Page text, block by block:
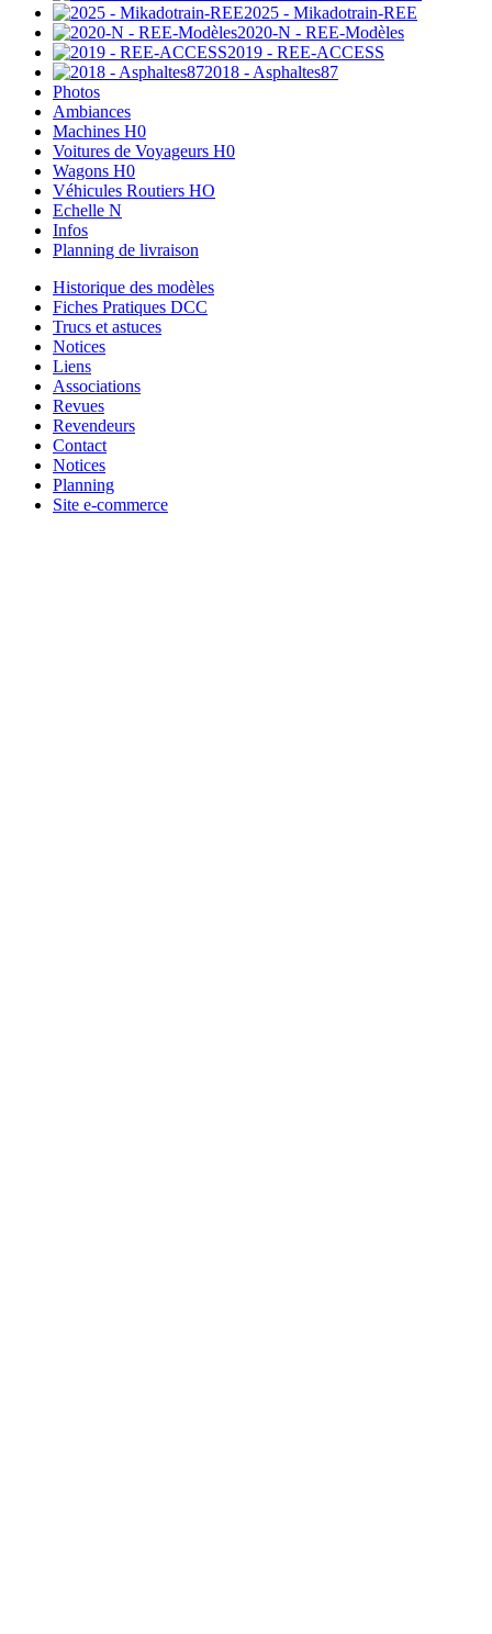
2025 - Mikadotrain-REE
2020-N - REE-Modèles
2019 - REE-ACCESS
2018 - Asphaltes87
Photos
Ambiances
Machines H0
Voitures de Voyageurs H0
Wagons H0
Véhicules Routiers HO
Echelle N
Infos
Planning de livraison
Historique des modèles
Fiches Pratiques DCC
Trucs et astuces
Notices
Liens
Associations
Revues
Revendeurs
Contact
Notices
Planning
Site e-commerce